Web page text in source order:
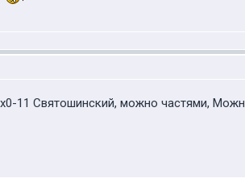
11 Святошинский, можно частями,